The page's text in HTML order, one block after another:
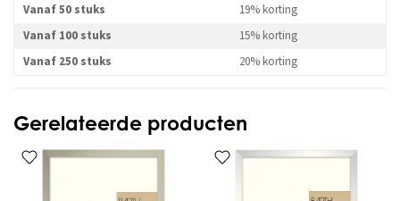
Vanaf 50 stuks
19% korting
Vanaf 100 stuks
15% korting
Vanaf 250 stuks
20% korting
Gerelateerde producten